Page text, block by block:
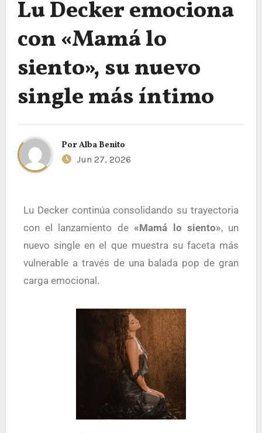
Lu Decker emociona
con «Mamá lo
siento», su nuevo
single más íntimo
Por Alba Benito
Jun 27, 2026
Lu Decker continúa consolidando su trayectoria
con el lanzamiento de«Mamá lo siento», un
nuevo single en el que muestra su faceta más
vulnerable a través de una balada pop de gran
carga emocional.